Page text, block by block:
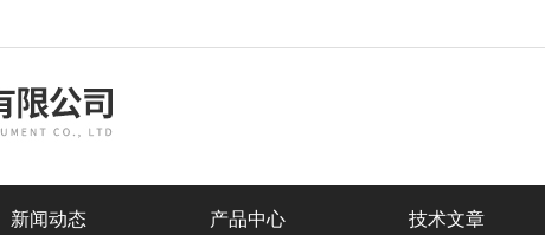
新闻动态 产品中心 技术文章